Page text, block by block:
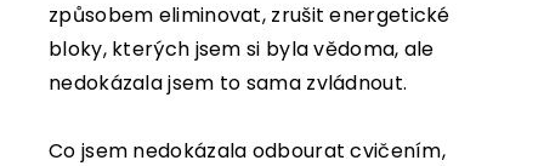
způsobem eliminovat, zrušit energetické
bloky, kterých jsem si byla vědoma, ale
nedokázala jsem to sama zvládnout.
Co jsem nedokázala odbourat cvičením,